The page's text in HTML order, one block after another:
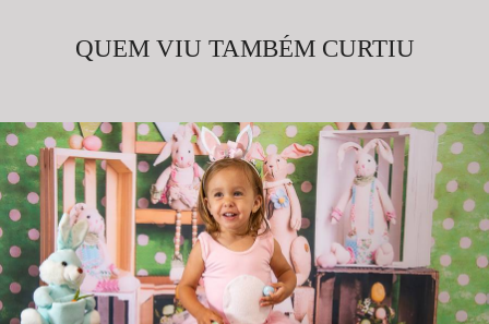
QUEM VIU TAMBÉM CURTIU